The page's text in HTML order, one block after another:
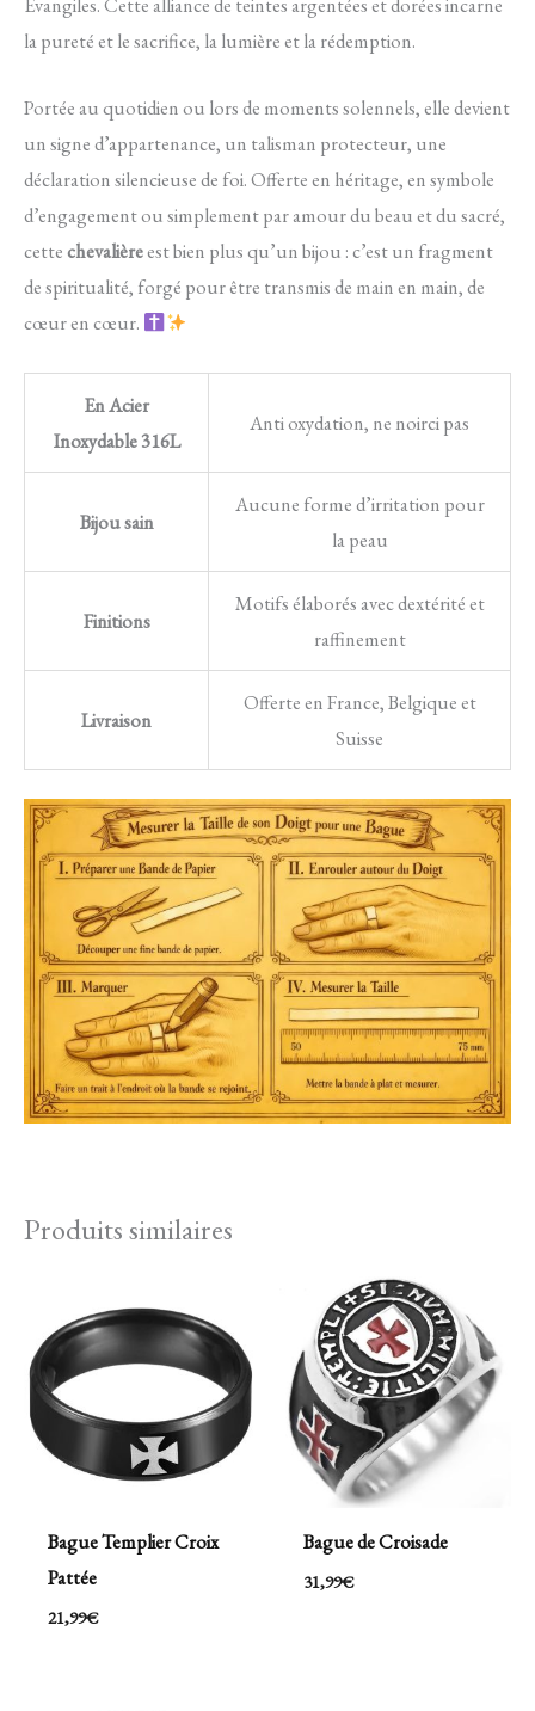
la pureté et le sacrifice, la lumière et la rédemption.
Portée au quotidien ou lors de moments solennels, elle devient
un signe d’appartenance, un talisman protecteur, une
déclaration silencieuse de foi. Offerte en héritage, en symbole
d’engagement ou simplement par amour du beau et du sacré,
cettechevalièreest bien plus qu’un bijou : c’est un fragment
de spiritualité, forgé pour être transmis de main en main, de
cœur en cœur.
En Acier
Inoxydable 316L
Anti oxydation, ne noirci pas
Bijou sain
Aucune forme d’irritation pour
la peau
Finitions
Motifs élaborés avec dextérité et
raffinement
Livraison
Offerte en France, Belgique et
Suisse
Produits similaires
Bague Templier Croix
Pattée
21,99€
Bague de Croisade
31,99€